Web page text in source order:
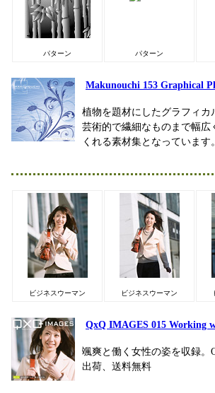
パターン パターン
Makunouchi 153 Graphical
植物を題材にしたグラフィ
芸術的で繊細なものまで幅
くれる素材集となっています
ビジネスウーマン ビジネスウーマン
QxQ IMAGES 015 Working
颯爽と働く女性の姿を収録。
出荷、送料無料